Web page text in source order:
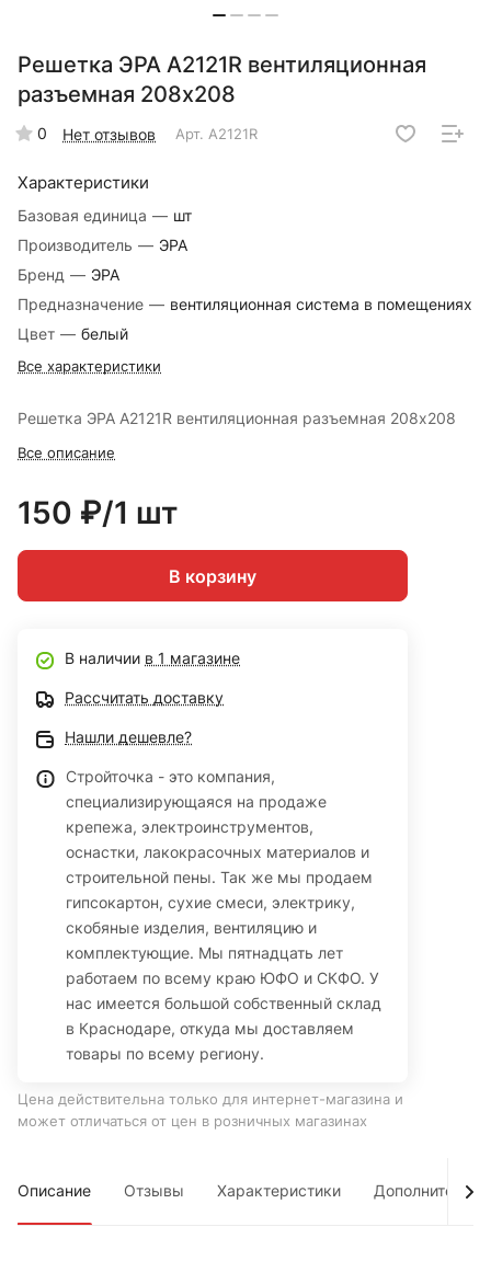
Решетка ЭРА A2121R вентиляционная
разъемная 208х208
0 Нет отзывов Арт. A2121R
Характеристики
Базовая единица — шт
Производитель — ЭРА
Бренд — ЭРА
Предназначение — вентиляционная система в помещениях
Цвет — белый
Все характеристики
Решетка ЭРА A2121R вентиляционная разъемная 208х208
Все описание
150 ₽/1 шт
В корзину
В наличии в 1 магазине
Рассчитать доставку
Нашли дешевле?
Стройточка - это компания,
специализирующаяся на продаже
крепежа, электроинструментов,
оснастки, лакокрасочных материалов и
строительной пены. Так же мы продаем
гипсокартон, сухие смеси, электрику,
скобяные изделия, вентиляцию и
комплектующие. Мы пятнадцать лет
работаем по всему краю ЮФО и СКФО. У
нас имеется большой собственный склад
в Краснодаре, откуда мы доставляем
товары по всему региону.
Цена действительна только для интернет-магазина и
может отличаться от цен в розничных магазинах
Описание Отзывы Характеристики Дополнительно